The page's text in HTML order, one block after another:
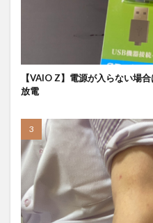
【VAIO Z】電源が入らない場
放電